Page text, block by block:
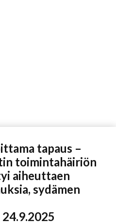
tapaus –
toimintahäiriön
aiheuttaen
sydämen